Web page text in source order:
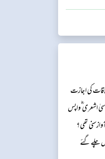
کی اجازت
اشعری ؓ واپس
تھی؟
چلے گئے